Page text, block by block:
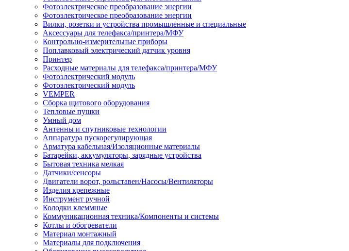
Фотоэлектрическое преобразование энергии
Фотоэлектрическое преобразование энергии
Вилки, розетки и устройства промышленные и специальные
Аксессуары для телефакса/принтера/МФУ
Контрольно-измерительные приборы
Поплавковый электрический датчик уровня
Принтер
Расходные материалы для телефакса/принтера/МФУ
Фотоэлектрический модуль
Фотоэлектрический модуль
VEMPER
Сборка щитового оборудования
Тепловые пушки
Умный дом
Антенны и спутниковые технологии
Аппаратура пускорегулирующая
Арматура кабельная/Изоляционные материалы
Батарейки, аккумуляторы, зарядные устройства
Бытовая техника мелкая
Датчики/сенсоры
Двигатели ворот, рольставен/Насосы/Вентиляторы
Изделия крепежные
Инструмент ручной
Колодки клеммные
Коммуникационная техника/Компоненты и системы
Котлы и обогреватели
Материал монтажный
Материалы для подключения